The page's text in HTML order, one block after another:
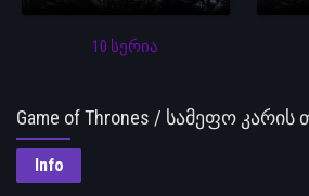
10 სერია
Game of Thrones / სამეფო კარის
Info